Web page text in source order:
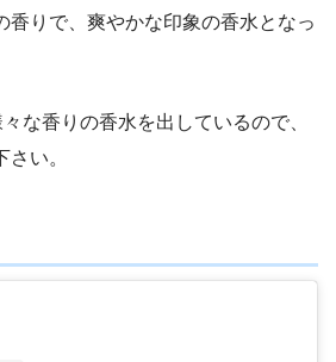
香りで、爽やかな印象の香水となっ
な香りの香水を出しているので、
い。